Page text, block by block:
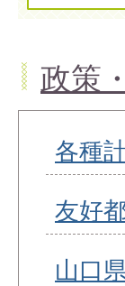
政策
各種
友好
山口